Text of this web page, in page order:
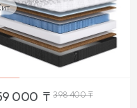
000 ₸ 398 400₸